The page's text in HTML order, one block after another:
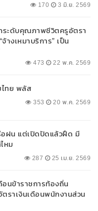
170 3 มิ.ย. 2569
ะดับคุณภาพชีวิตครูอัตรา
างเหมาบริการ” เป็น
473 22 พ.ค. 2569
ไทย พลัส
353 20 พ.ค. 2569
อฝน แต่เปิดปัดแล้วฝืด มี
หม
287 25 เม.ย. 2569
นข้าราชการท้องถิ่น
ราเงินเดือนพนักงานส่วน